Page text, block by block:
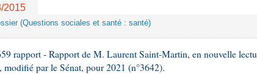
2015
(Questions sociales et santé : santé)
rapport - Rapport de M. Laurent Saint-Martin, en nouvelle
modifié par le Sénat, pour 2021 (n°3642).